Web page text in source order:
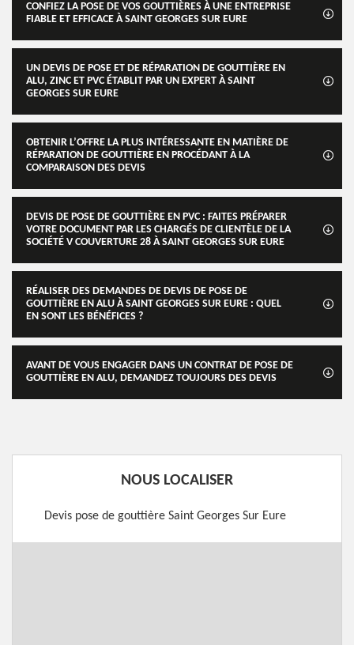
CONFIEZ LA POSE DE VOS GOUTTIÈRES À UNE ENTREPRISE
FIABLE ET EFFICACE À SAINT GEORGES SUR EURE
UN DEVIS DE POSE ET DE RÉPARATION DE GOUTTIÈRE EN
ALU, ZINC ET PVC ÉTABLIT PAR UN EXPERT À SAINT
GEORGES SUR EURE
OBTENIR L’OFFRE LA PLUS INTÉRESSANTE EN MATIÈRE DE
RÉPARATION DE GOUTTIÈRE EN PROCÉDANT À LA
COMPARAISON DES DEVIS
DEVIS DE POSE DE GOUTTIÈRE EN PVC : FAITES PRÉPARER
VOTRE DOCUMENT PAR LES CHARGÉS DE CLIENTÈLE DE LA
SOCIÉTÉ V COUVERTURE 28 À SAINT GEORGES SUR EURE
RÉALISER DES DEMANDES DE DEVIS DE POSE DE
GOUTTIÈRE EN ALU À SAINT GEORGES SUR EURE : QUEL
EN SONT LES BÉNÉFICES ?
AVANT DE VOUS ENGAGER DANS UN CONTRAT DE POSE DE
GOUTTIÈRE EN ALU, DEMANDEZ TOUJOURS DES DEVIS
NOUS LOCALISER
Devis pose de gouttière Saint Georges Sur Eure